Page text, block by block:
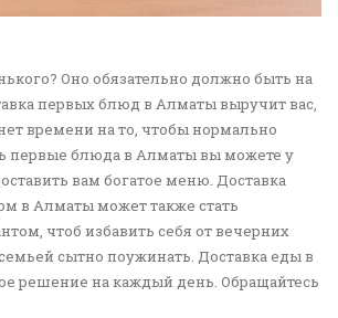
Оно обязательно должно быть на
первых блюд в Алматы выручит вас,
времени на то, чтобы нормально
первые блюда в Алматы вы можете у
вам богатое меню. Доставка
в Алматы может также стать
чтоб избавить себя от вечерних
сытно поужинать. Доставка еды в
решение на каждый день. Обращайтесь